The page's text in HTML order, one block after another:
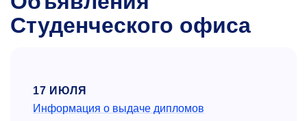
Студенческого офиса
17 ИЮЛЯ
Информация о выдаче дипломов